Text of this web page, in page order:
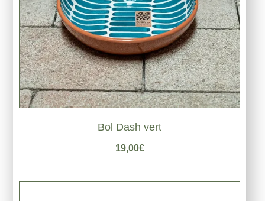
Bol Dash vert
19,00€